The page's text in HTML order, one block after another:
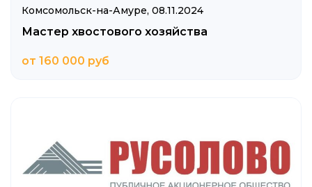
Комсомольск-на-Амуре, 08.11.2024
Мастер хвостового хозяйства
от 160 000 руб